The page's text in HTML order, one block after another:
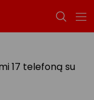
17 telefoną su